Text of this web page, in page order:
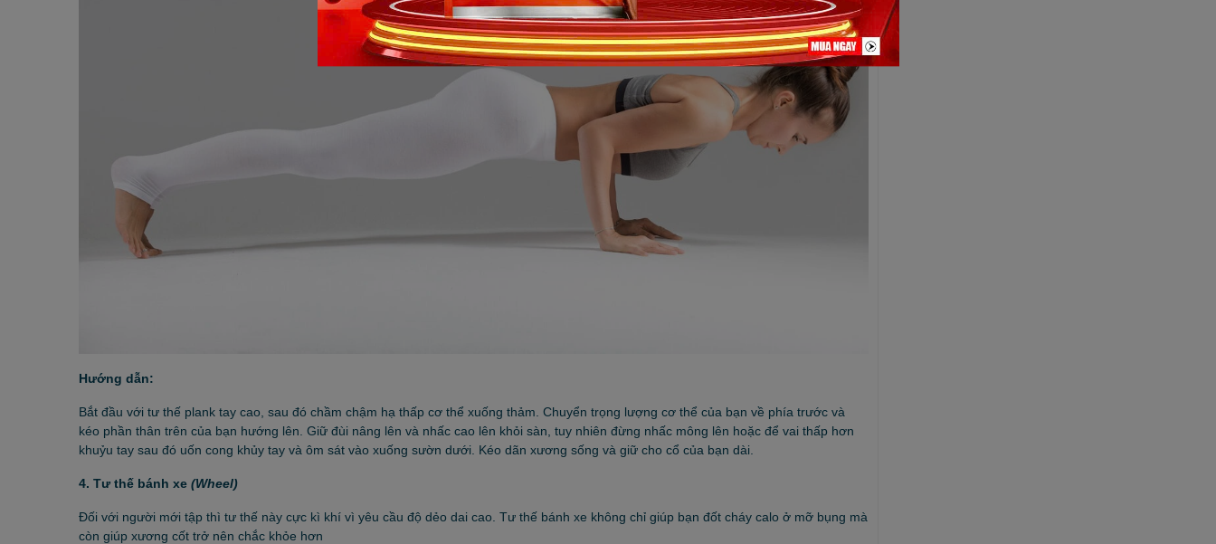
Hướng dẫn:
Bắt đầu với tư thế plank tay cao, sau đó chầm chậm hạ thấp cơ thể xuống thảm. Chuyển trọng lượng cơ thể của bạn về phía trước và
kéo phần thân trên của bạn hướng lên. Giữ đùi nâng lên và nhấc cao lên khỏi sàn, tuy nhiên đừng nhấc mông lên hoặc để vai thấp hơn
khuỷu tay sau đó uốn cong khủy tay và ôm sát vào xuống sườn dưới. Kéo dãn xương sống và giữ cho cổ của bạn dài.
4. Tư thế bánh xe (Wheel)
Đối với người mới tập thì tư thế này cực kì khí vì yêu cầu độ dẻo dai cao. Tư thế bánh xe không chỉ giúp bạn đốt cháy calo ở mỡ bụng mà
còn giúp xương cốt trở nên chắc khỏe hơn